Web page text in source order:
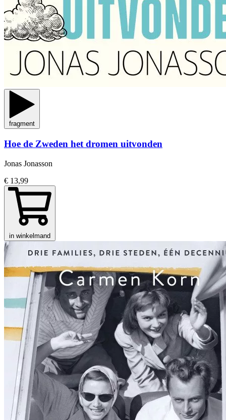
fragment
Hoe de Zweden het dromen uitvonden
Jonas Jonasson
€ 13,99
in winkelmand